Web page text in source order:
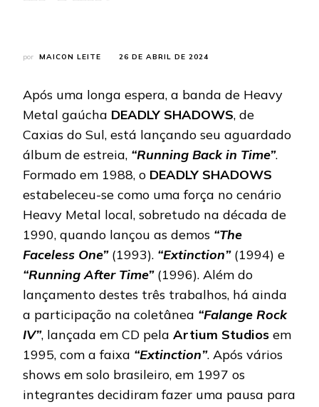
por MAICON LEITE 26 DE ABRIL DE 2024
Após uma longa espera, a banda de Heavy
Metal gaúcha DEADLY SHADOWS, de
Caxias do Sul, está lançando seu aguardado
álbum de estreia, “Running Back in Time”.
Formado em 1988, o DEADLY SHADOWS
estabeleceu-se como uma força no cenário
Heavy Metal local, sobretudo na década de
1990, quando lançou as demos “The
Faceless One”(1993). “Extinction”(1994) e
“Running After Time”(1996). Além do
lançamento destes três trabalhos, há ainda
a participação na coletânea “Falange Rock
IV”, lançada em CD pela Artium Studios em
1995, com a faixa “Extinction”. Após vários
shows em solo brasileiro, em 1997 os
integrantes decidiram fazer uma pausa para